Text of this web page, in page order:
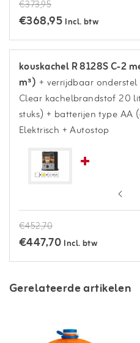
€373,95
€368,95 Incl. btw
kouskachel R 8128S C-2
m³) + verrijdbaar
Clear kachelbrandstof 20
stuks) + batterijen type AA
Elektrisch + Autostop
€452,70
€447,70 Incl. btw
Gerelateerde artikelen